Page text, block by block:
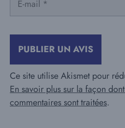
mail
Ce site utilise Akismet pour
En savoir plus sur la façon
commentaires sont traitées.